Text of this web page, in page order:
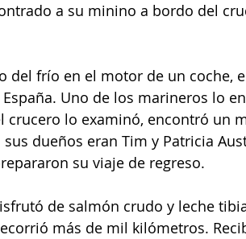
a su minino a bordo del
del frío en el motor de un coche,
Uno de los marineros lo
crucero lo examinó, encontró un
dueños eran Tim y Patricia
su viaje de regreso.
de salmón crudo y leche
más de mil kilómetros.